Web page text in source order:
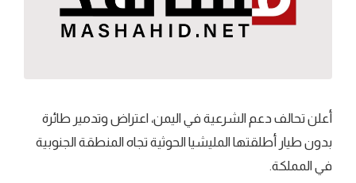
أعلن تحالف دعم الشرعية في اليمن، اعتراض وتدمير طائرة
بدون طيار أطلقتها المليشيا الحوثية تجاه المنطقة الجنوبية
في المملكة.